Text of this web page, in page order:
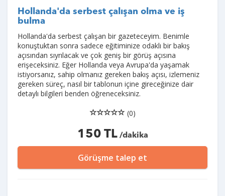
Hollanda'da serbest çalışan olma ve iş
bulma
Hollanda'da serbest çalışan bir gazeteceyim. Benimle
konuştuktan sonra sadece eğitiminize odaklı bir bakış
açısından sıyrılacak ve çok geniş bir görüş açısına
erişeceksiniz. Eğer Hollanda veya Avrupa'da yaşamak
istiyorsanız, sahip olmanız gereken bakış açısı, izlemeniz
gereken süreç, nasıl bir tablonun içine gireceğinize dair
detaylı bilgileri benden öğreneceksiniz.
(0)
150 TL/dakika
Görüşme talep et